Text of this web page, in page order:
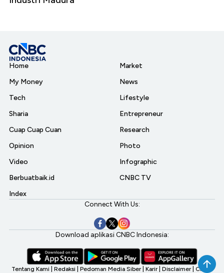
Home
My Money
Tech
Sharia
Cuap Cuap Cuan
Opinion
Video
Berbuatbaik.id
Index
Market
News
Lifestyle
Entrepreneur
Research
Photo
Infographic
CNBC TV
Connect With Us:
Download aplikasi CNBC Indonesia:
Tentang Kami Redaksi Pedoman Media Siber Karir Disclaimer CNBC